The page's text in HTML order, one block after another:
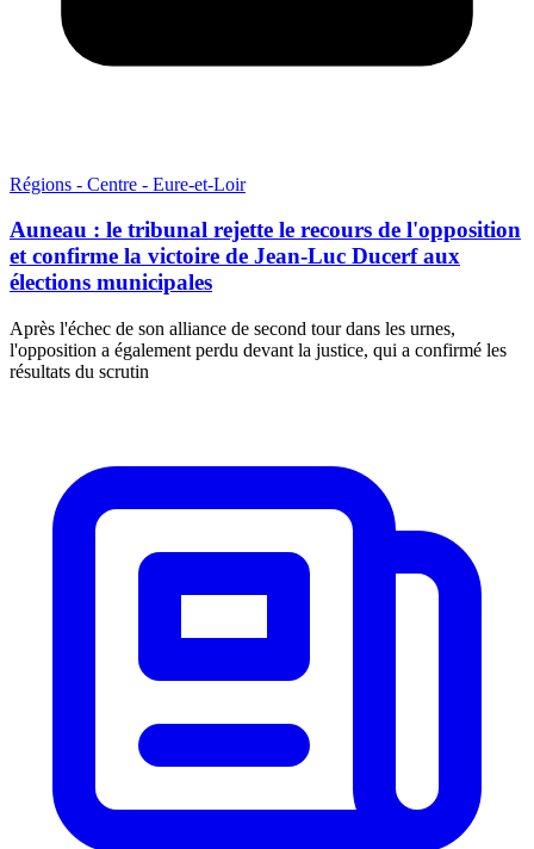
Régions - Centre - Eure-et-Loir
Auneau : le tribunal rejette le recours de l'opposition
et confirme la victoire de Jean-Luc Ducerf aux
élections municipales
Après l'échec de son alliance de second tour dans les urnes,
l'opposition a également perdu devant la justice, qui a confirmé les
résultats du scrutin